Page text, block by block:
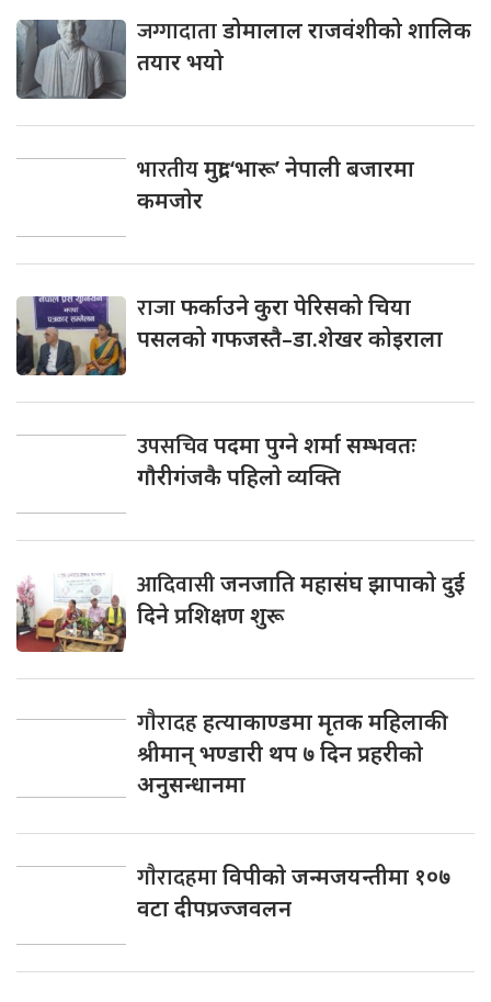
जग्गादाताडोमालाल राजवंशीको शालिक
तयार भयो
भारतीयमुद्रा ‘भारू’ नेपाली बजारमा
कमजाेर
राजाफर्काउने कुरा पेरिसको चिया
पसलको गफजस्तै–डा.शेखर कोइराला
उपसचिवपदमा पुग्ने शर्मा सम्भवतः
गाैरीगंजकै पहिलाे व्यक्ति
आदिवासीजनजाति महासंघ झापाकाे दुई
दिने प्रशिक्षण शुरू
गाैरादहहत्याकाण्डमा मृतक महिलाकी
श्रीमान् भण्डारी थप ७ दिन प्रहरीकाे
अनुसन्धानमा
गाैरादहमाविपीकाे जन्मजयन्तीमा १०७
वटा दीपप्रज्जवलन